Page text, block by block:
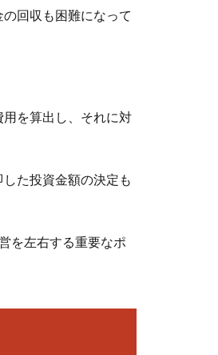
回収も困難になって
を算出し、それに対
た投資金額の決定も
を左右する重要なポ